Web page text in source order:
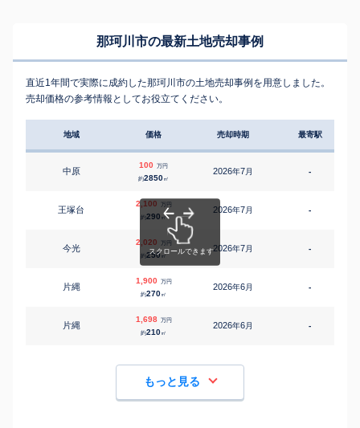
那珂川市の最新土地売却事例
直近1年間で実際に成約した那珂川市の土地売却事例を用意しました。
売却価格の参考情報としてお役立てください。
地域 価格 売却時期 最寄駅
中原
100 万円
約2850㎡
2026年7月 -
王塚台
2,100 万円
約290 ㎡
2026年7月 -
今光
2,020 万円
約250㎡
2026年7月 -
片縄
1,900 万円
約270㎡
2026年6月 -
片縄
1,698 万円
約210㎡
2026年6月 -
もっと見る